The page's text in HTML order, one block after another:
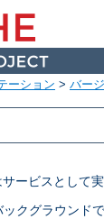
ーション > バー
ービスとして
クグラウンド